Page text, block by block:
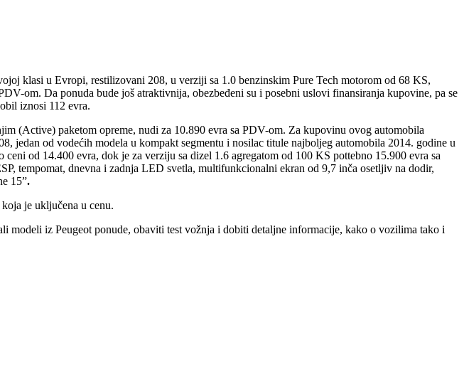
klasi u Evropi, restilizovani 208, u verziji sa 1.0 benzinskim Pure Tech motorom od 68 KS,
om. Da ponuda bude još atraktivnija, obezbeđeni su i posebni uslovi finansiranja kupovine, pa se
iznosi 112 evra.
(Active) paketom opreme, nudi za 10.890 evra sa PDV-om. Za kupovinu ovog automobila
jedan od vodećih modela u kompakt segmentu i nosilac titule najboljeg automobila 2014. godine u
od 14.400 evra, dok je za verziju sa dizel 1.6 agregatom od 100 KS pottebno 15.900 evra sa
tempomat, dnevna i zadnja LED svetla, multifunkcionalni ekran od 9,7 inča osetljiv na dodir,
15”.
je uključena u cenu.
iz Peugeot ponude, obaviti test vožnja i dobiti detaljne informacije, kako o vozilima tako i